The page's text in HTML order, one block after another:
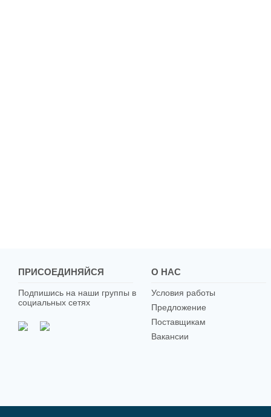
ПРИСОЕДИНЯЙСЯ
Подпишись на наши группы в
социальных сетях
О НАС
Условия работы
Предложение
Поставщикам
Вакансии